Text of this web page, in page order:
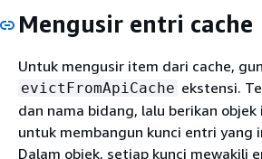
Mengusir entri cache
Untuk mengusir item dari cache,
evictFromApiCache ekstensi.
dan nama bidang, lalu berikan
untuk membangun kunci entri yang
Dalam objek, setiap kunci mewakili